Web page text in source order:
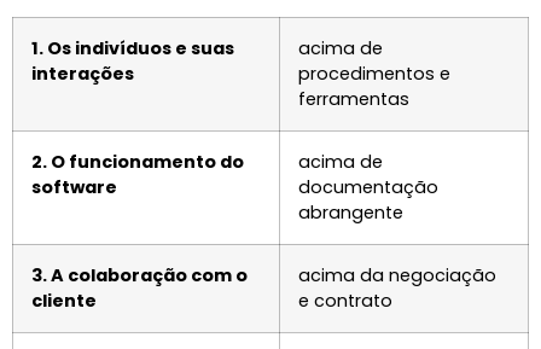
1. Os indivíduos e suas
interações
acima de
procedimentos e
ferramentas
2. O funcionamento do
software
acima de
documentação
abrangente
3.A colaboração com o
cliente
acima da negociação
e contrato